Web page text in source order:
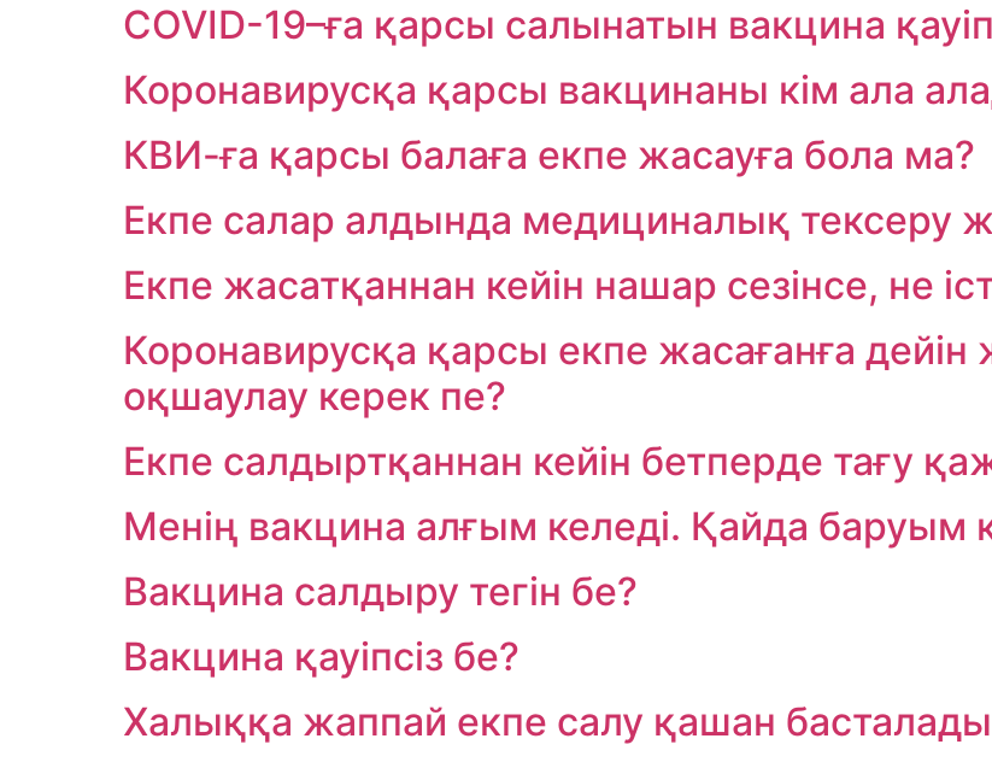
COVID-19–ға қарсы салынатын вакцина
Коронавирусқа қарсы вакцинаны кім ала
КВИ-ға қарсы балаға екпе жасауға бола ма?
Екпе салар алдында медициналық тексеру
Екпе жасатқаннан кейін нашар сезінсе, не
Коронавирусқа қарсы екпе жасағанға дейін
оқшаулау керек пе?
Екпе салдыртқаннан кейін бетперде тағу
Менің вакцина алғым келеді. Қайда баруым
Вакцина салдыру тегін бе?
Вакцина қауіпсіз бе?
Халыққа жаппай екпе салу қашан